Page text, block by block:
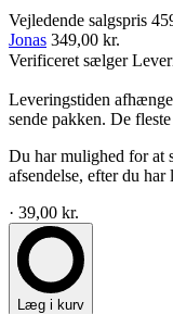
Vejledende salgspris
Jonas 349,00 kr.
Verificeret sælger
Leveringstiden
sende pakken. De
Du har mulighed for at
afsendelse, efter du har
· 39,00 kr.
Læg i kurv